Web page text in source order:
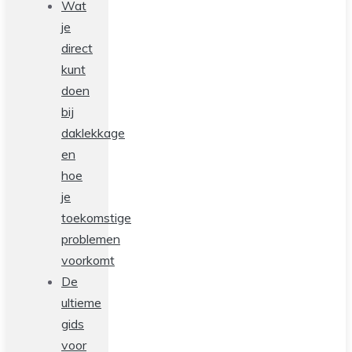
Wat
je
direct
kunt
doen
bij
daklekkage
en
hoe
je
toekomstige
problemen
voorkomt
De
ultieme
gids
voor